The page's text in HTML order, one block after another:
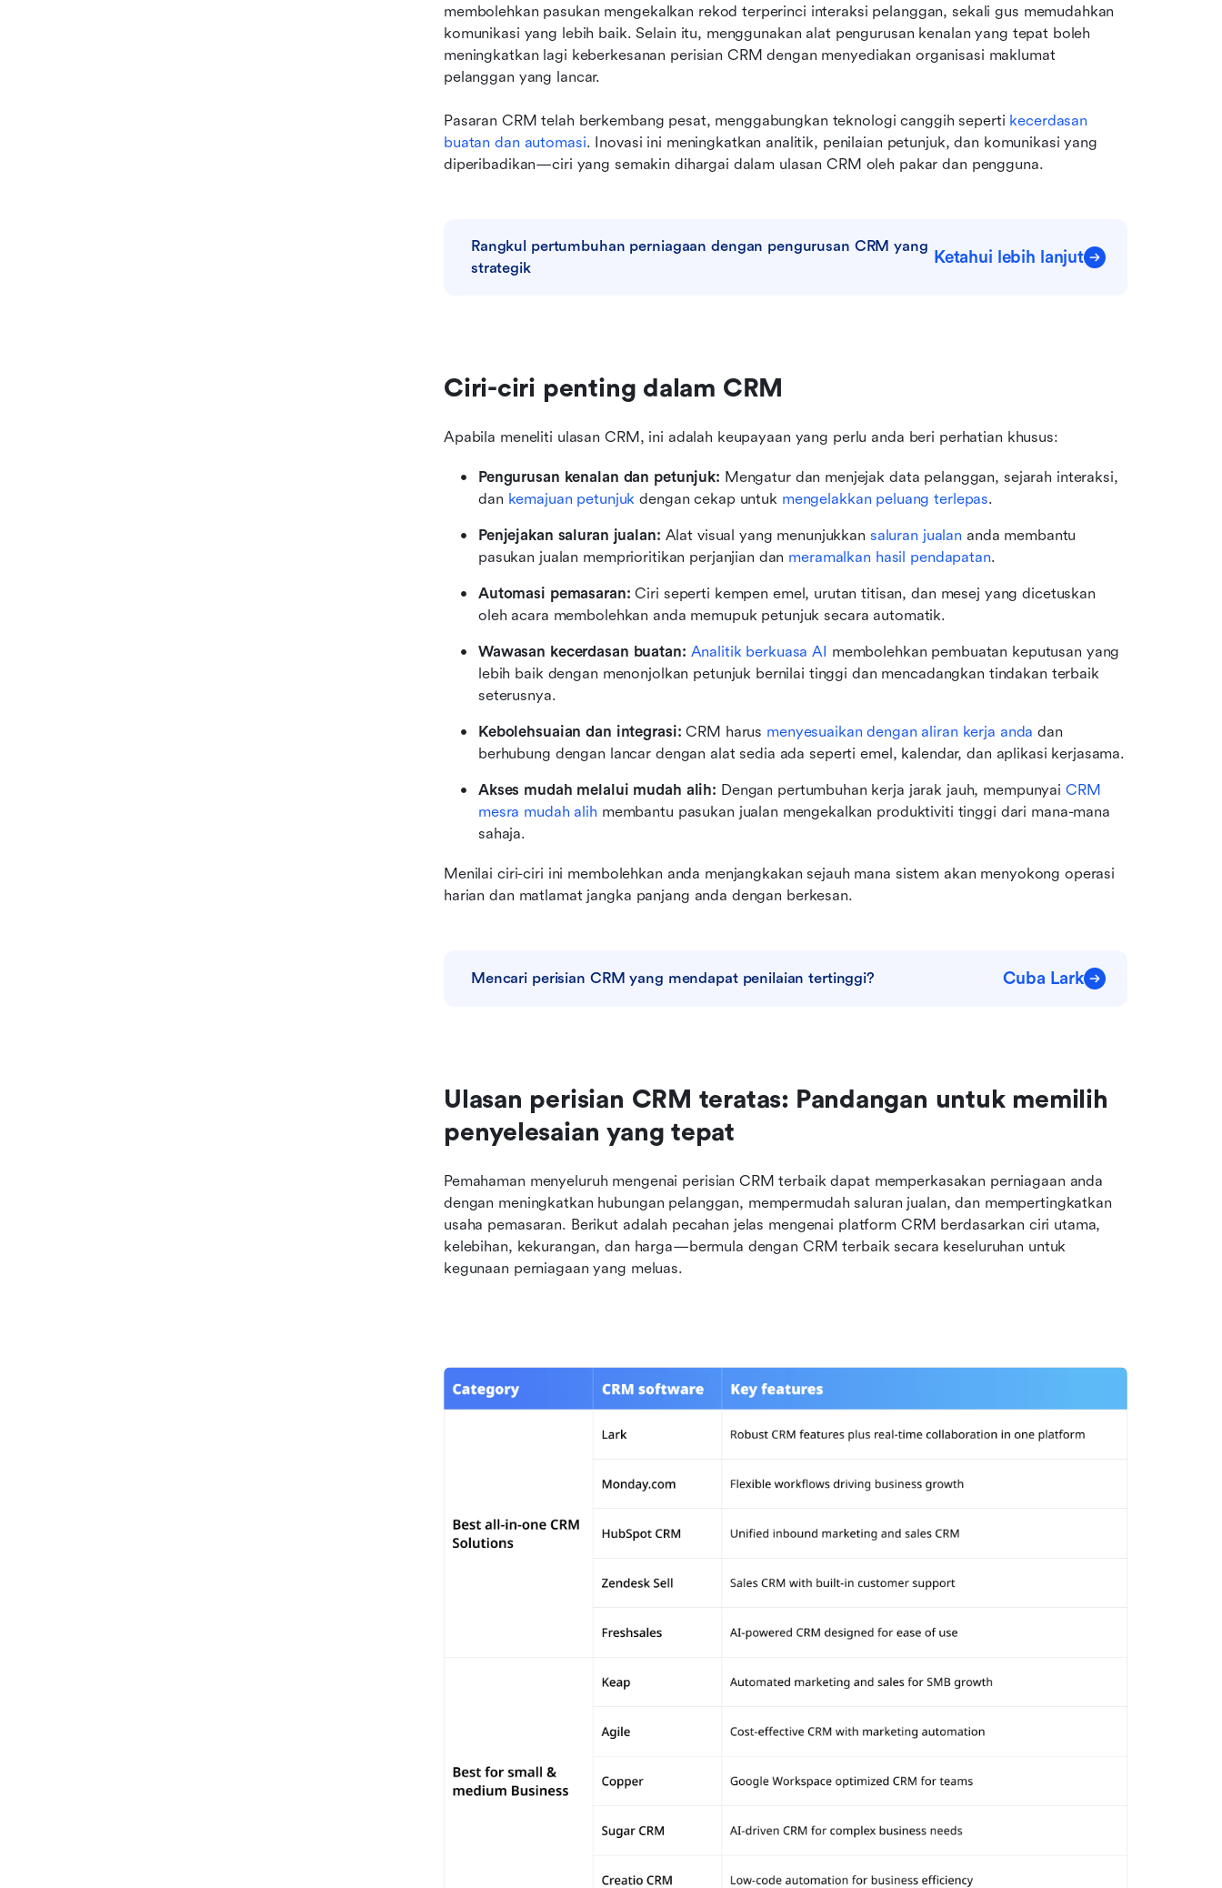
membolehkan pasukan mengekalkan rekod terperinci interaksi pelanggan, sekali gus memudahkan
komunikasi yang lebih baik. Selain itu, menggunakan alat pengurusan kenalan yang tepat boleh
meningkatkan lagi keberkesanan perisian CRM dengan menyediakan organisasi maklumat
pelanggan yang lancar.
Pasaran CRM telah berkembang pesat, menggabungkan teknologi canggih seperti kecerdasan
buatan dan automasi. Inovasi ini meningkatkan analitik, penilaian petunjuk, dan komunikasi yang
diperibadikan—ciri yang semakin dihargai dalam ulasan CRM oleh pakar dan pengguna.
Rangkul pertumbuhan perniagaan dengan pengurusan CRM yang
strategik
Ketahui lebih lanjut
Ciri-ciri penting dalam CRM
Apabila meneliti ulasan CRM, ini adalah keupayaan yang perlu anda beri perhatian khusus:
Pengurusan kenalan dan petunjuk: Mengatur dan menjejak data pelanggan, sejarah interaksi,
dan kemajuan petunjuk dengan cekap untuk mengelakkan peluang terlepas.
Penjejakan saluran jualan: Alat visual yang menunjukkan saluran jualan anda membantu
pasukan jualan memprioritikan perjanjian dan meramalkan hasil pendapatan.
Automasi pemasaran: Ciri seperti kempen emel, urutan titisan, dan mesej yang dicetuskan
oleh acara membolehkan anda memupuk petunjuk secara automatik.
Wawasan kecerdasan buatan: Analitik berkuasa AI membolehkan pembuatan keputusan yang
lebih baik dengan menonjolkan petunjuk bernilai tinggi dan mencadangkan tindakan terbaik
seterusnya.
Kebolehsuaian dan integrasi: CRM harus menyesuaikan dengan aliran kerja anda dan
berhubung dengan lancar dengan alat sedia ada seperti emel, kalendar, dan aplikasi kerjasama.
Akses mudah melalui mudah alih: Dengan pertumbuhan kerja jarak jauh, mempunyai CRM
mesra mudah alih membantu pasukan jualan mengekalkan produktiviti tinggi dari mana-mana
sahaja.
Menilai ciri-ciri ini membolehkan anda menjangkakan sejauh mana sistem akan menyokong operasi
harian dan matlamat jangka panjang anda dengan berkesan.
Mencari perisian CRM yang mendapat penilaian tertinggi? Cuba Lark
Ulasan perisian CRM teratas: Pandangan untuk memilih
penyelesaian yang tepat
Pemahaman menyeluruh mengenai perisian CRM terbaik dapat memperkasakan perniagaan anda
dengan meningkatkan hubungan pelanggan, mempermudah saluran jualan, dan mempertingkatkan
usaha pemasaran. Berikut adalah pecahan jelas mengenai platform CRM berdasarkan ciri utama,
kelebihan, kekurangan, dan harga—bermula dengan CRM terbaik secara keseluruhan untuk
kegunaan perniagaan yang meluas.